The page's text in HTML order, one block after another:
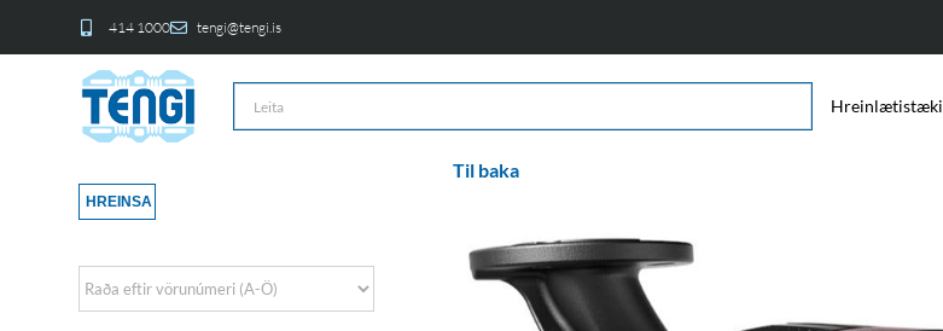
414 1000 tengi@tengi.is
Hreinlætistæki
Til baka
HREINSA
Sort Products